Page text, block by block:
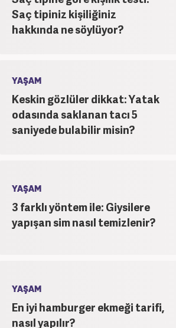
Saç tipiniz kişiliğiniz
hakkında ne söylüyor?
YAŞAM
Keskin gözlüler dikkat: Yatak
odasında saklanan tacı 5
saniyede bulabilir misin?
YAŞAM
3 farklı yöntem ile: Giysilere
yapışan sim nasıl temizlenir?
YAŞAM
En iyi hamburger ekmeği tarifi,
nasıl yapılır?